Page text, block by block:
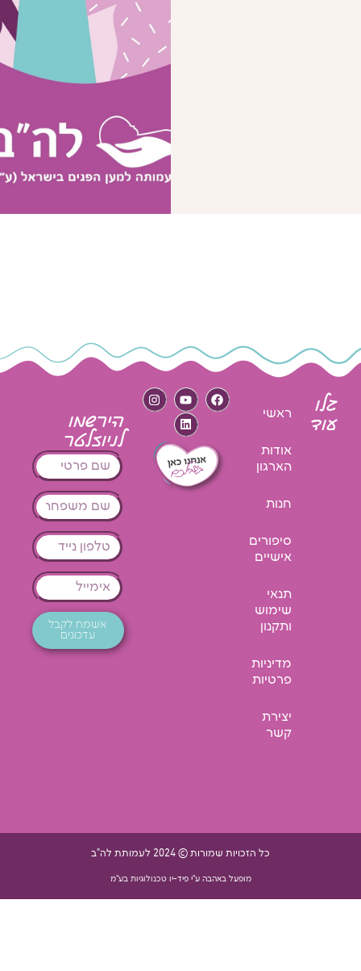
גלו
עוד
ראשי
אודות
הארגון
חנות
סיפורים
אישיים
תנאי
שימוש
ותקנון
מדיניות
פרטיות
יצירת
קשר
הירשמו
לניוזלטר
אשמח לקבל
עדכונים
כל הזכויות שמורות © 2024 לעמותת לה"ב
מופעל באהבה ע"י פיד-יו טכנולוגיות בע"מ